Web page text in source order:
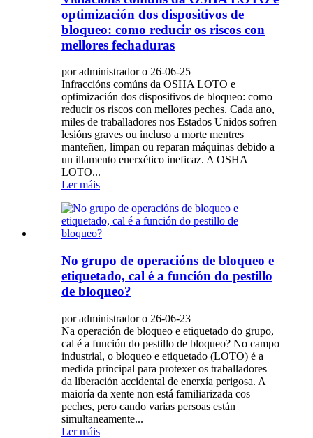
optimización dos dispositivos de
bloqueo: como reducir os riscos con
mellores fechaduras
por administrador o 26-06-25
Infraccións comúns da OSHA LOTO e
optimización dos dispositivos de bloqueo: como
reducir os riscos con mellores peches. Cada ano,
miles de traballadores nos Estados Unidos sofren
lesións graves ou incluso a morte mentres
manteñen, limpan ou reparan máquinas debido a
un illamento enerxético ineficaz. A OSHA
LOTO...
Ler máis
No grupo de operacións de bloqueo e
etiquetado, cal é a función do pestillo
de bloqueo?
por administrador o 26-06-23
Na operación de bloqueo e etiquetado do grupo,
cal é a función do pestillo de bloqueo? No campo
industrial, o bloqueo e etiquetado (LOTO) é a
medida principal para protexer os traballadores
da liberación accidental de enerxía perigosa. A
maioría da xente non está familiarizada cos
peches, pero cando varias persoas están
simultaneamente...
Ler máis